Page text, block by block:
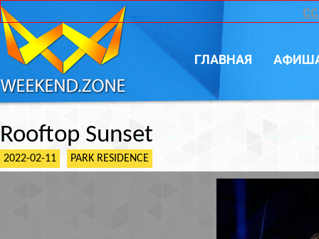
ГЛАВНАЯ
Rooftop Sunset
2022-02-11 PARK RESIDENCE